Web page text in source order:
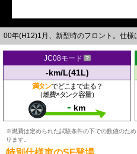
00年(H12)1月、新型時のフロント。仕様
JC08モード
-km/L(41L)
満タンでどこまで走る？
（燃費×タンク容量）
- km
※燃費は定められた試験条件の下での数値のた
ります。